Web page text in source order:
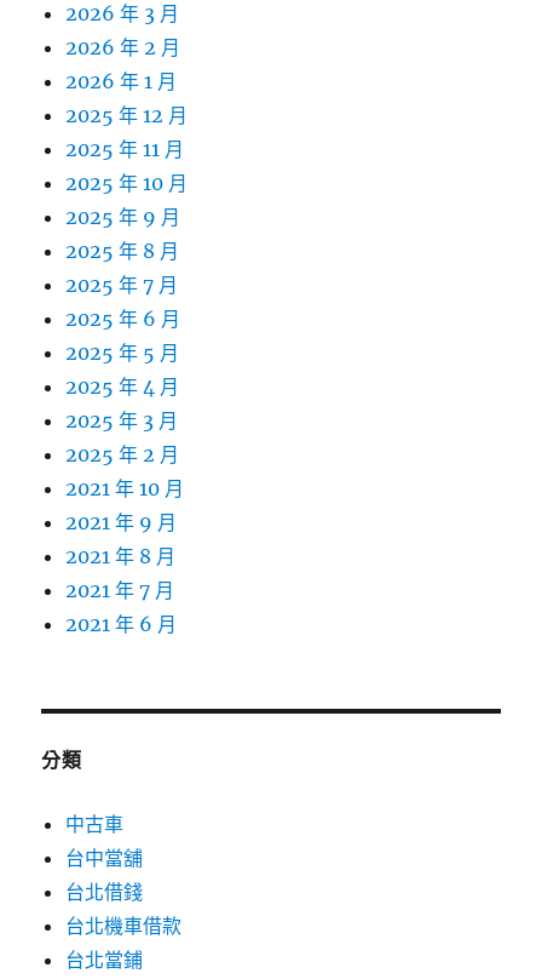
2026 年 3 月
2026 年 2 月
2026 年 1 月
2025 年 12 月
2025 年 11 月
2025 年 10 月
2025 年 9 月
2025 年 8 月
2025 年 7 月
2025 年 6 月
2025 年 5 月
2025 年 4 月
2025 年 3 月
2025 年 2 月
2021 年 10 月
2021 年 9 月
2021 年 8 月
2021 年 7 月
2021 年 6 月
分類
中古車
台中當舖
台北借錢
台北機車借款
台北當鋪